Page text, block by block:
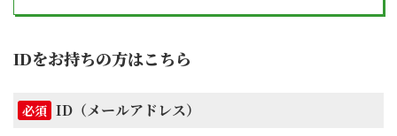
IDをお持ちの方はこちら
必須 ID（メールアドレス）